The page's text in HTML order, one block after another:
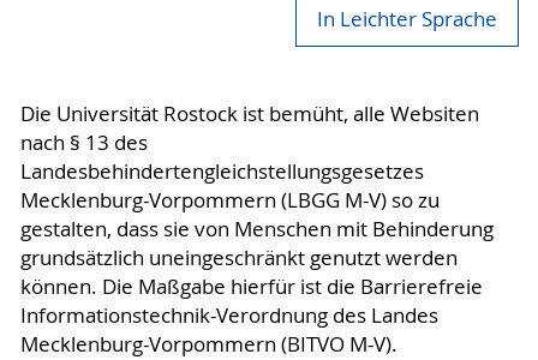
In Leichter Sprache
Die Universität Rostock ist bemüht, alle Websiten
nach § 13 des
Landesbehindertengleichstellungsgesetzes
Mecklenburg-Vorpommern (LBGG M-V) so zu
gestalten, dass sie von Menschen mit Behinderung
grundsätzlich uneingeschränkt genutzt werden
können. Die Maßgabe hierfür ist die Barrierefreie
Informationstechnik-Verordnung des Landes
Mecklenburg-Vorpommern (BITVO M-V).